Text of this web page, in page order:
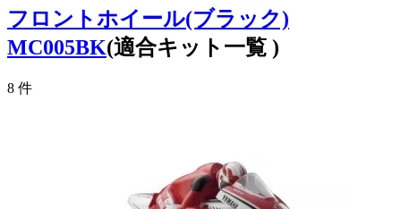
フロントホイール(ブラック)
MC005BK(適合キット一覧 )
8 件